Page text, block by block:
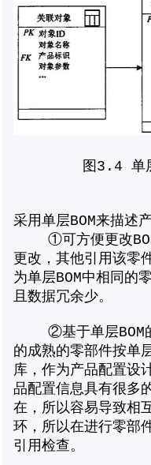
图3.4 单
采用单层BOM来描述
①可方便更改BOM
更改，其他引用该零
为单层BOM中相同的
且数据冗余少。
②基于单层BOM的
的成熟的零部件按单
库，作为产品配置设
品配置信息具有很多
在，所以容易导致相
环，所以在进行零部
引用检查。